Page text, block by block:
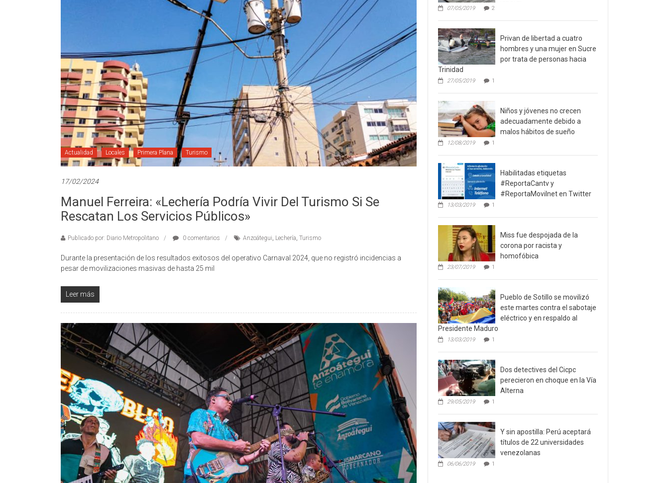
Actualidad Locales Primera Plana Turismo
17/02/2024
Manuel Ferreira: «Lechería Podría Vivir Del Turismo Si Se
Rescatan Los Servicios Públicos»
Publicado por: Diario Metropolitano 0 comentarios Anzoátegui, Lechería, Turismo
Durante la presentación de los resultados exitosos del operativo Carnaval 2024, que no registró incidencias a
pesar de movilizaciones masivas de hasta 25 mil
Leer más
07/05/2019 2
Privan de libertad a cuatro
hombres y una mujer en Sucre
por trata de personas hacia
Trinidad
27/05/2019 1
Niños y jóvenes no crecen
adecuadamente debido a
malos hábitos de sueño
12/08/2019 1
Habilitadas etiquetas
#ReportaCantv y
#ReportaMovilnet en Twitter
13/03/2019 1
Miss fue despojada de la
corona por racista y
homofóbica
23/07/2019 1
Pueblo de Sotillo se movilizó
este martes contra el sabotaje
eléctrico y en respaldo al
Presidente Maduro
13/03/2019 1
Dos detectives del Cicpc
perecieron en choque en la Vía
Alterna
29/05/2019 1
Y sin apostilla: Perú aceptará
títulos de 22 universidades
venezolanas
06/06/2019 1